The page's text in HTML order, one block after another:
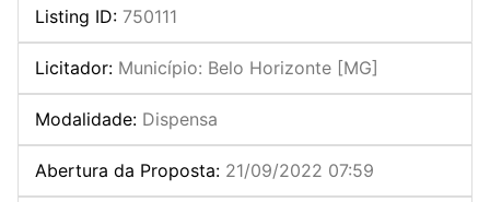
Listing ID: 750111
Licitador: Município: Belo Horizonte [MG]
Modalidade: Dispensa
Abertura da Proposta: 21/09/2022 07:59